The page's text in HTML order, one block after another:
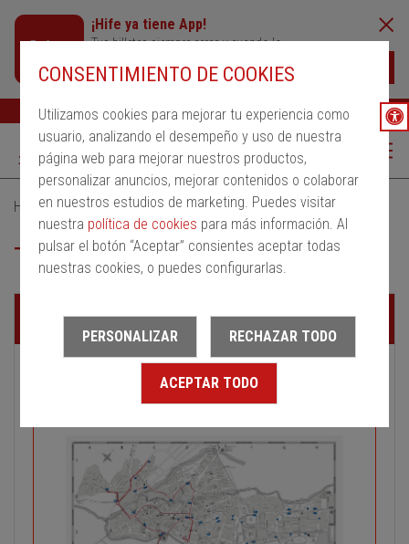
CONSENTIMIENTO DE COOKIES
Utilizamos cookies para mejorar tu experiencia como
usuario, analizando el desempeño y uso de nuestra
página web para mejorar nuestros productos,
personalizar anuncios, mejorar contenidos o colaborar
en nuestros estudios de marketing. Puedes visitar
nuestra política de cookies para más información. Al
pulsar el botón “Aceptar” consientes aceptar todas
nuestras cookies, o puedes configurarlas.
PERSONALIZAR RECHAZAR TODO
ACEPTAR TODO
¡Hife ya tiene App!
Tus billetes siempre cerca y cuando lo
Buscar Ayuda ESP
Home Servicios Urbanos Transporte urbano de Valls
Transporte urbano de Valls
Líneas